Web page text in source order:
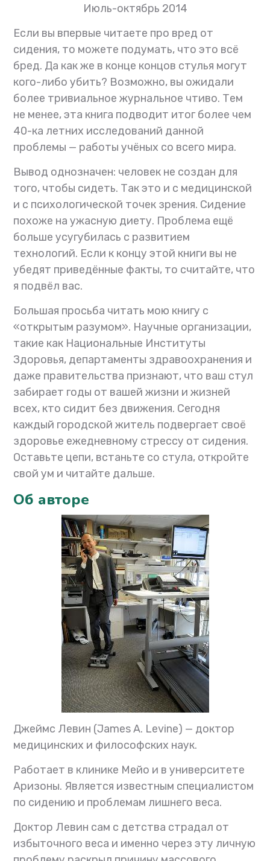
Июль-октябрь 2014
Если вы впервые читаете про вред от
сидения, то можете подумать, что это всё
бред. Да как же в конце концов стулья могут
кого-либо убить? Возможно, вы ожидали
более тривиальное журнальное чтиво. Тем
не менее, эта книга подводит итог более чем
40-ка летних исследований данной
проблемы — работы учёных со всего мира.
Вывод однозначен: человек не создан для
того, чтобы сидеть. Так это и с медицинской
и с психологической точек зрения. Сидение
похоже на ужасную диету. Проблема ещё
больше усугубилась с развитием
технологий. Если к концу этой книги вы не
убедят приведённые факты, то считайте, что
я подвёл вас.
Большая просьба читать мою книгу с
«открытым разумом». Научные организации,
такие как Национальные Институты
Здоровья, департаменты здравоохранения и
даже правительства признают, что ваш стул
забирает годы от вашей жизни и жизней
всех, кто сидит без движения. Сегодня
каждый городской житель подвергает своё
здоровье ежедневному стрессу от сидения.
Оставьте цепи, встаньте со стула, откройте
свой ум и читайте дальше.
Об авторе
Джеймс Левин (James A. Levine) — доктор
медицинских и философских наук.
Работает в клинике Мейо и в университете
Аризоны. Является известным специалистом
по сидению и проблемам лишнего веса.
Доктор Левин сам с детства страдал от
избыточного веса и именно через эту личную